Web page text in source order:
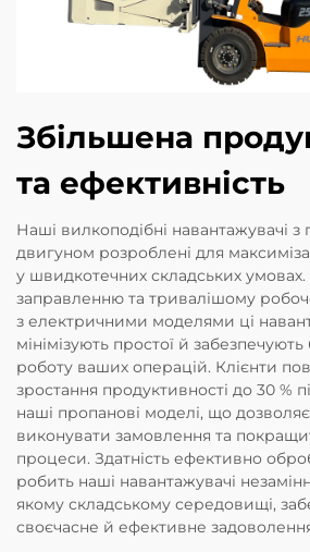
Збільшена
та ефективність
Наші вилкоподібні навантажувачі
двигуном розроблені для
у швидкотечних складських
заправленню та тривалішому
з електричними моделями ці
мінімізують простої й
роботу ваших операцій. Клієнти
зростання продуктивності до 30 %
наші пропанові моделі, що
виконувати замовлення та
процеси. Здатність ефективно
робить наші навантажувачі
якому складському середовищі,
своєчасне й ефективне